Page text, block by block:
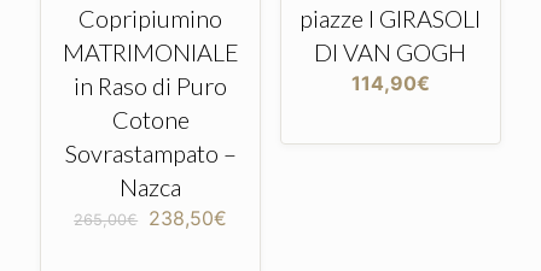
Copripiumino
MATRIMONIALE
in Raso di Puro
Cotone
Sovrastampato –
Nazca
265,00€
Il
238,50€
piazze I GIRASOLI
DI VAN GOGH
114,90€